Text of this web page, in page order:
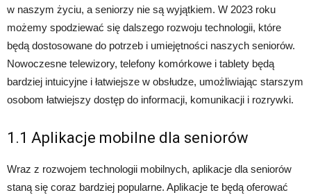
w naszym życiu, a seniorzy nie są wyjątkiem. W 2023 roku
możemy spodziewać się dalszego rozwoju technologii, które
będą dostosowane do potrzeb i umiejętności naszych seniorów.
Nowoczesne telewizory, telefony komórkowe i tablety będą
bardziej intuicyjne i łatwiejsze w obsłudze, umożliwiając starszym
osobom łatwiejszy dostęp do informacji, komunikacji i rozrywki.
1.1 Aplikacje mobilne dla seniorów
Wraz z rozwojem technologii mobilnych, aplikacje dla seniorów
staną się coraz bardziej popularne. Aplikacje te będą oferować